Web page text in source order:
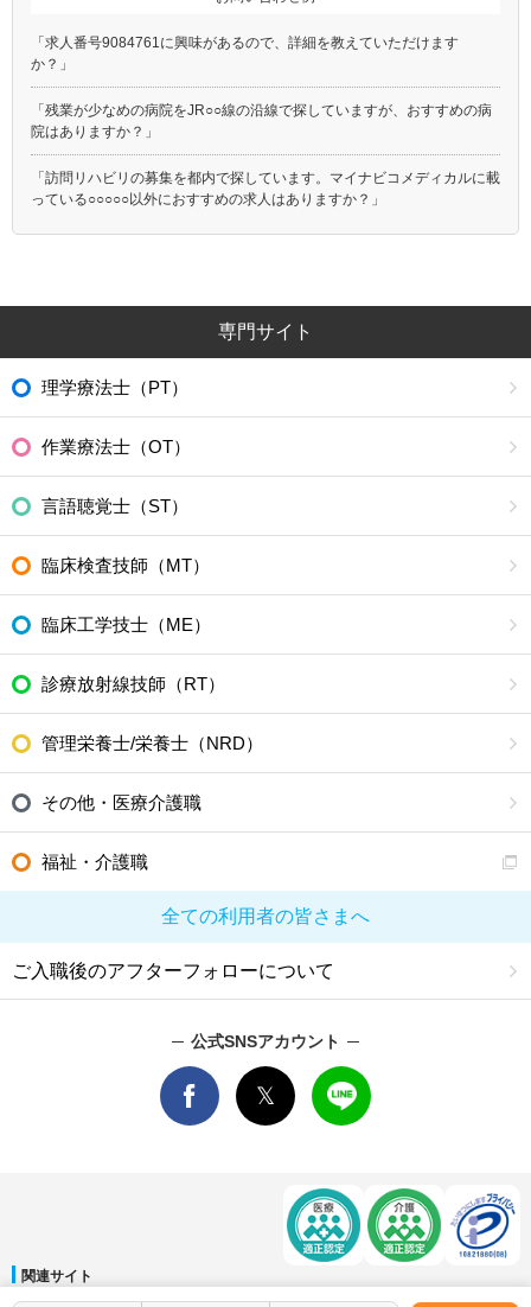
「求人番号9084761に興味があるので、詳細を教えていただけます
か？」
「残業が少なめの病院をJR○○線の沿線で探していますが、おすすめの病
院はありますか？」
「訪問リハビリの募集を都内で探しています。マイナビコメディカルに載
っている○○○○○以外におすすめの求人はありますか？」
専門サイト
理学療法士（PT）
作業療法士（OT）
言語聴覚士（ST）
臨床検査技師（MT）
臨床工学技士（ME）
診療放射線技師（RT）
管理栄養士/栄養士（NRD）
その他・医療介護職
福祉・介護職
全ての利用者の皆さまへ
ご入職後のアフターフォローについて
公式SNSアカウント
関連サイト
マイナビDOCTOR│マイナビ看護師│マイナビ薬剤師│マイナビ保育士